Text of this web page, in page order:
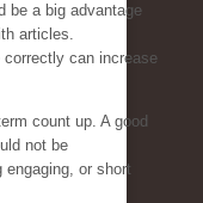
be a big advantage
articles.
correctly can increase
count up. A good
not be
engaging, or short